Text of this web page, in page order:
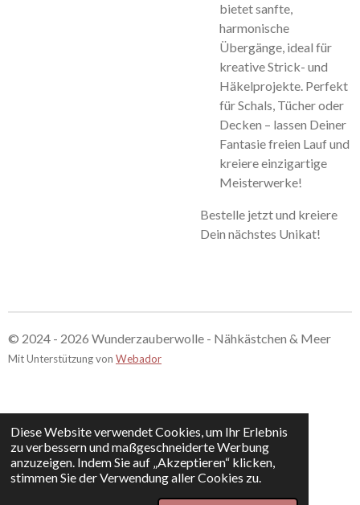
Diese Website verwendet Cookies, um Ihr Erlebnis
zu verbessern und maßgeschneiderte Werbung
anzuzeigen. Indem Sie auf „Akzeptieren“ klicken,
stimmen Sie der Verwendung aller Cookies zu.
bietet sanfte,
harmonische
Übergänge, ideal für
kreative Strick- und
Häkelprojekte. Perfekt
für Schals, Tücher oder
Decken – lassen Deiner
Fantasie freien Lauf und
kreiere einzigartige
Meisterwerke!
Bestelle jetzt und kreiere
Dein nächstes Unikat!
© 2024 - 2026 Wunderzauberwolle - Nähkästchen & Meer
Mit Unterstützung von Webador